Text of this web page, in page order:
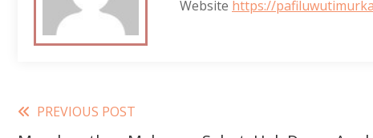
Website https://
Read
PREVIOUS POST